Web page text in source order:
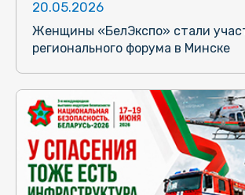
20.05.2026
Женщины «БелЭкспо» стали
регионального форума в Минске